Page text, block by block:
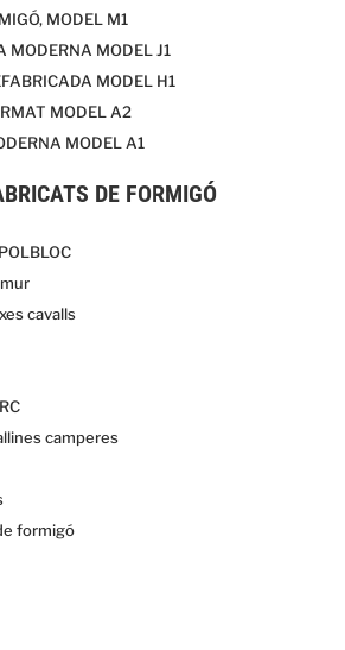
MODEL M1
MODERNA MODEL J1
MODEL H1
MODEL A2
MODEL A1
DE FORMIGÓ
cavalls
camperes
formigó